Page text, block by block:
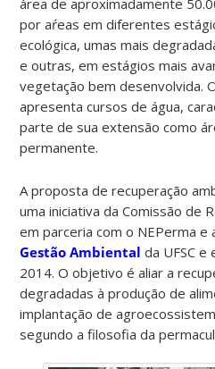
por aŕeas em diferentes
ecológica, umas mais
e outras, em estágios mais
vegetação bem desenvolvida.
apresenta cursos de água,
parte de sua extensão como
permanente.
A proposta de recuperação
uma iniciativa da Comissão de
em parceria com o NEPerma e
Gestão Ambiental da UFSC
2014. O objetivo é aliar a
degradadas à produção de
implantação de
segundo a filosofia da